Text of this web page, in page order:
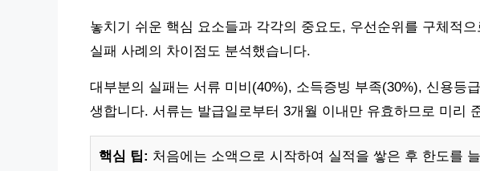
놓치기 쉬운 핵심 요소들과 각각의 중요도, 우선순위를 구체적
실패 사례의 차이점도 분석했습니다.
대부분의 실패는 서류 미비(40%), 소득증빙 부족(30%), 신용등
생합니다. 서류는 발급일로부터 3개월 이내만 유효하므로 미리
핵심 팁: 처음에는 소액으로 시작하여 실적을 쌓은 후 한도를